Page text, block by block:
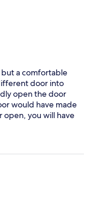
a comfortable
door into
open the door
would have made
open, you will have